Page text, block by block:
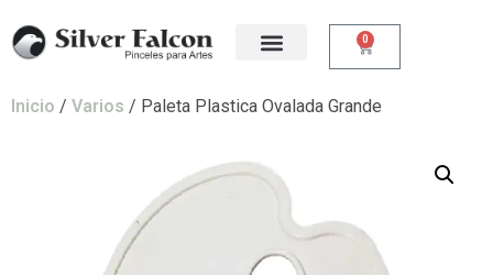
0
Inicio / Varios / Paleta Plastica Ovalada Grande